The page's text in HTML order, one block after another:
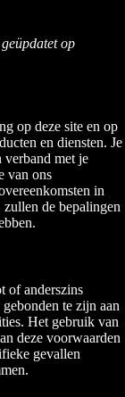
op
op deze site en op
en diensten. Je
verband met je
van ons
in
de bepalingen
of anderszins
te zijn aan
Het gebruik van
deze voorwaarden
gevallen